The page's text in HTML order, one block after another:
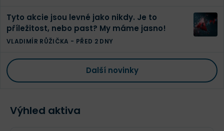
Tyto akcie jsou levné jako nikdy. Je to
příležitost, nebo past? My máme jasno!
VLADIMÍR RŮŽIČKA - PŘED 2 DNY
Další novinky
Výhled aktiva